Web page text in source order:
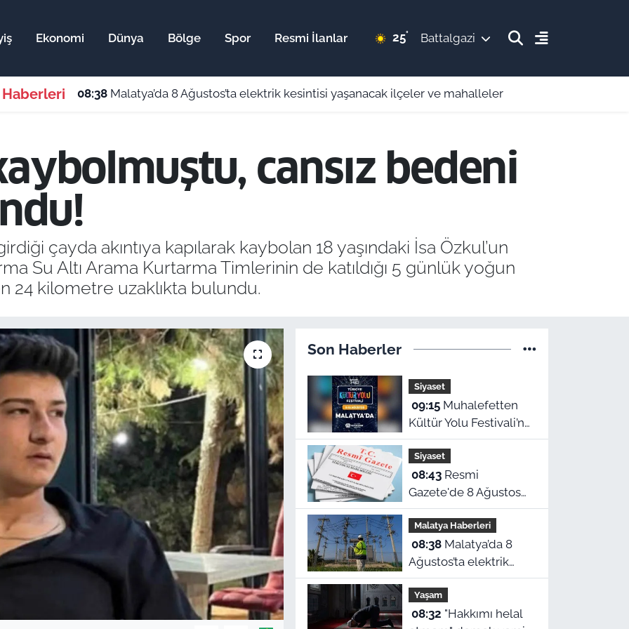
Ekonomi Dünya Bölge Spor Resmi İlanlar 25° Battalgazi
Haberleri 08:38 Malatya’da 8 Ağustos’ta elektrik kesintisi yaşanacak ilçeler ve mahalleler
cansız bedeni
çayda akıntıya kapılarak kaybolan 18 yaşındaki İsa Özkul’un
Su Altı Arama Kurtarma Timlerinin de katıldığı 5 günlük yoğun
24 kilometre uzaklıkta bulundu.
Son Haberler
Siyaset
09:15Muhalefetten
Kültür Yolu Festivali’ne
eleştiri
Siyaset
08:43Resmi
Gazete'de 8 Ağustos
yayımlanan kararlar
belli oldu
Malatya Haberleri
08:38Malatya’da 8
Ağustos’ta elektrik
kesintisi yaşanacak
ilçeler ve mahalleler
Yaşam
08:32